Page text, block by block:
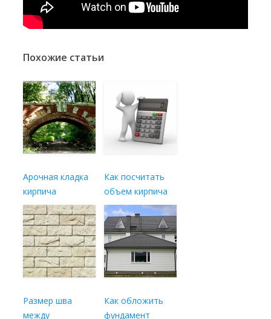
Похожие статьи
Арочная кладка
кирпича
Как посчитать
объем кирпича
Размер шва
между
Как обложить
фундамент